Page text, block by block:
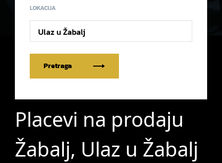
LOKACIJA
Ulaz u Žabalj
Pretraga
Placevi na prodaju
Žabalj, Ulaz u Žabalj